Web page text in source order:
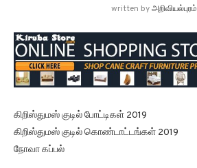
written byஅறிவியல்புரம்
கிறிஸ்துமஸ் குடில் போட்டிகள் 2019
கிறிஸ்துமஸ் குடில் கொண்டாட்டங்கள் 2019
நோவா கப்பல்